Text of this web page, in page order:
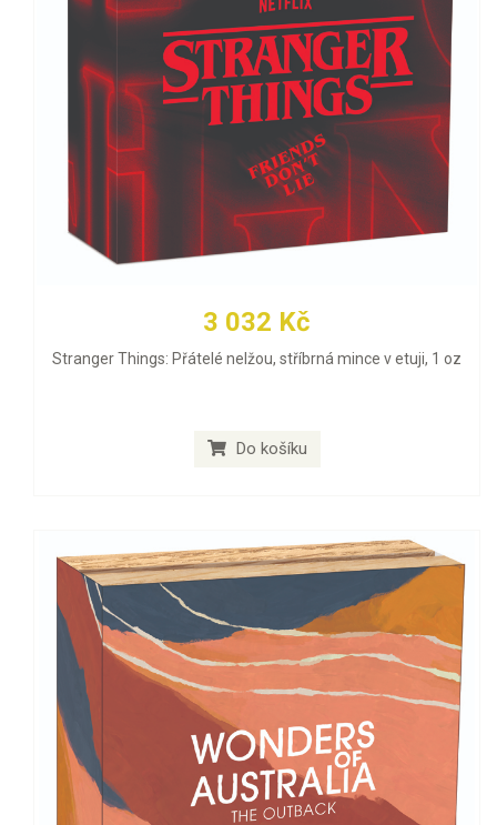
3 032 Kč
Stranger Things: Přátelé nelžou, stříbrná mince v etuji, 1 oz
Do košíku